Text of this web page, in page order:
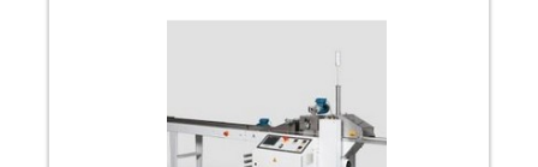
Com grande expressão de mercado
quando o assunto é seladora bandejas
para delivery biodegradável tipo Pris Food
e seladora para petisqueira tipo